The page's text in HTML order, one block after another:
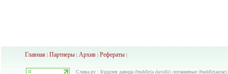
Главная| Партнеры| Архив| Рефераты|
Слива.ру : Буддлея давида (buddleja davidii) логаниевые